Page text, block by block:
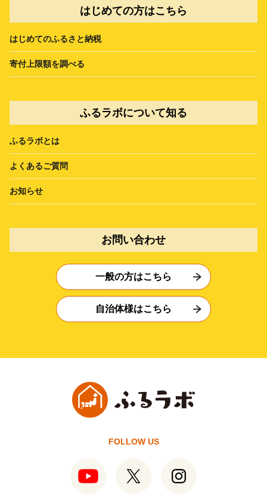
はじめての方はこちら
はじめてのふるさと納税
寄付上限額を調べる
ふるラボについて知る
ふるラボとは
よくあるご質問
お知らせ
お問い合わせ
一般の方はこちら
自治体様はこちら
FOLLOW US